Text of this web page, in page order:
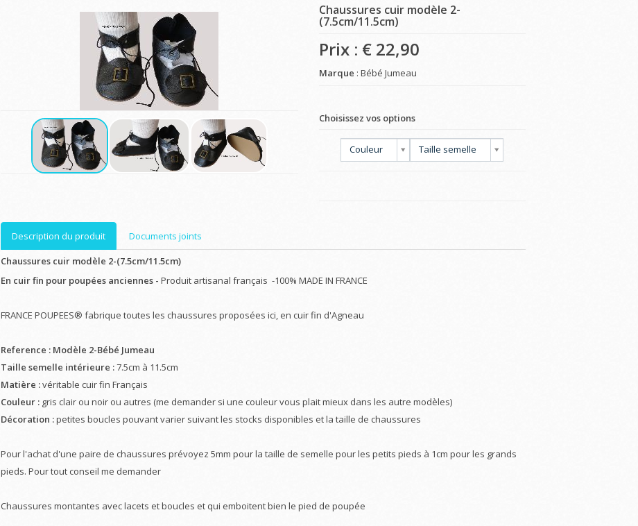
Chaussures cuir modèle 2-
(7.5cm/11.5cm)
Prix : € 22,90
Marque : Bébé Jumeau
Choisissez vos options
Couleur Taille semelle
Description du produit
Documents joints
Chaussures cuir modèle 2-(7.5cm/11.5cm)
En cuir fin pour poupées anciennes - Produit artisanal français -100% MADE IN FRANCE
FRANCE POUPEES® fabrique toutes les chaussures proposées ici, en cuir fin d'Agneau
Reference : Modèle 2-Bébé Jumeau
Taille semelle intérieure :7.5cm à 11.5cm
Matière :véritable cuir fin Français
Couleur :gris clair ou noir ou autres (me demander si une couleur vous plait mieux dans les autre modèles)
Décoration :petites boucles pouvant varier suivant les stocks disponibles et la taille de chaussures
Pour l'achat d'une paire de chaussures prévoyez 5mm pour la taille de semelle pour les petits pieds à 1cm pour les grands
pieds. Pour tout conseil me demander
Chaussures montantes avec lacets et boucles et qui emboitent bien le pied de poupée